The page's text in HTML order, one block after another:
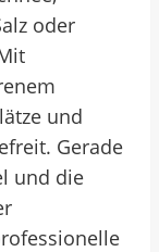
oder
und
Gerade
und die